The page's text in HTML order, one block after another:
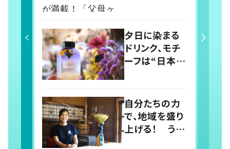
ちぶがはま）芸
術祭vol.0」で
生まれたアー
ティスト
kou（コウ）の
食アート
夕日に染まる
ドリンク、モチ
ーフは“日本の
ウユニ塩
を追う】
自分たちの力
で、地域を盛り
上げる！ うど